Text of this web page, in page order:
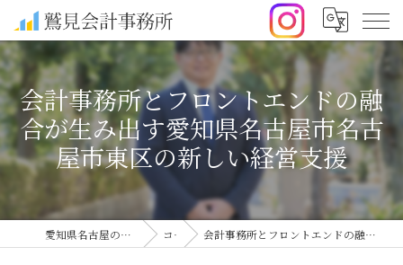
会計事務所とフロントエンドの融
合が生み出す愛知県名古屋市名古
屋市東区の新しい経営支援
愛知県名古屋の会計事務所なら鷲見会計事務所 コラム 会計事務所とフロントエンドの融合が生み出す愛知県名古屋市名古屋市東区の新しい経営支援